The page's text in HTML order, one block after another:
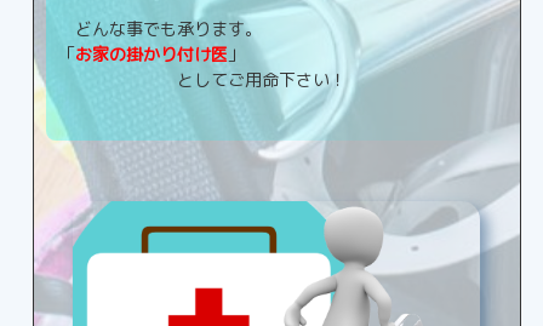
どんな事でも承ります。
「お家の掛かり付け医 」
としてご用命下さい！